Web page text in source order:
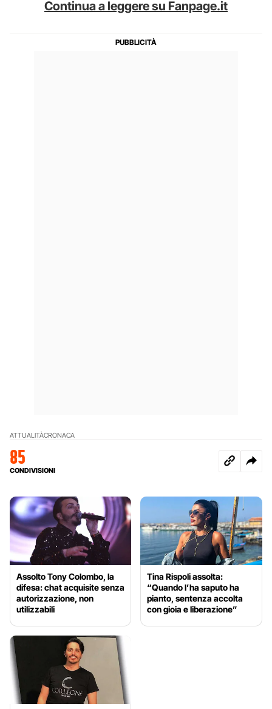
Continua a leggere su Fanpage.it
ATTUALITÀCRONACA
85
CONDIVISIONI
Assolto Tony Colombo, la
difesa: chat acquisite senza
autorizzazione, non
utilizzabili
Tina Rispoli assolta:
“Quando l’ha saputo ha
pianto, sentenza accolta
con gioia e liberazione”